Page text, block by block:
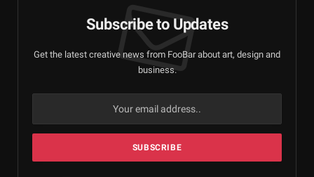
Subscribe to Updates
Get the latest creative news from FooBar about art, design and
business.